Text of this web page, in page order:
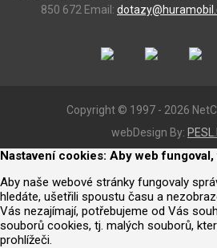
850 672 Email:
Copyright © 1997 - 2026
webDesign By:
Nastavení cookies: Aby web
Aby naše webové stránky fungovaly
hledáte, ušetřili spoustu času a
Vás nezajímají, potřebujeme od Vás
souborů cookies, tj. malých souborů,
prohlížeči.